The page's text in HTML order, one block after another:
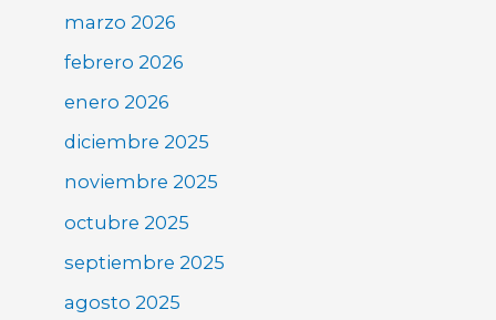
marzo 2026
febrero 2026
enero 2026
diciembre 2025
noviembre 2025
octubre 2025
septiembre 2025
agosto 2025